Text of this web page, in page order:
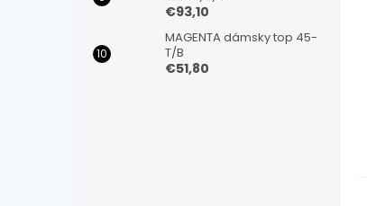
€93,10
MAGENTA dámsky top 45-
T/B
€51,80